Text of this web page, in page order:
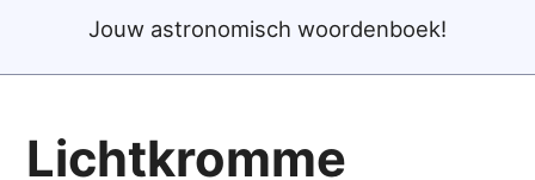
Jouw astronomisch woordenboek!
Lichtkromme